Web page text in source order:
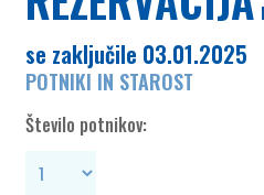
POTNIKI IN STAROST
Število potnikov: